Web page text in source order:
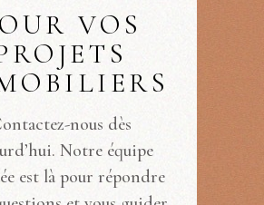
VOS
nous dès
Notre équipe
est là pour répondre